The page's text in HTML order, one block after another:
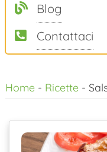
Blog
Contattaci
alHome- Ricette-